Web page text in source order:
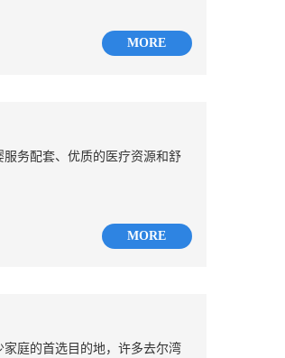
MORE
务配套、优质的医疗资源和舒
MORE
庭的首选目的地，许多去尔湾